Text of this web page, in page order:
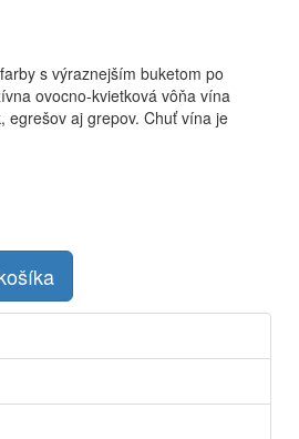
s výraznejším buketom po
ovocno-kvietková vôňa vína
egrešov aj grepov. Chuť vína je